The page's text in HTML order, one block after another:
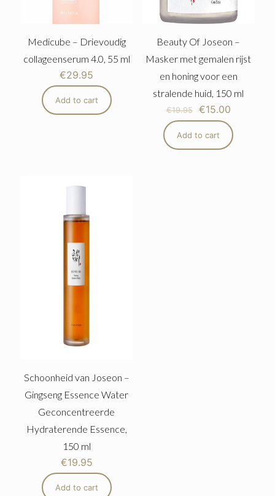
Medicube – Drievoudig
collageenserum 4.0, 55 ml
€29.95
Add to cart
Beauty Of Joseon –
Masker met gemalen rijst
en honing voor een
stralende huid, 150 ml
€19.95 €15.00
Add to cart
Schoonheid van Joseon –
Gingseng Essence Water
Geconcentreerde
Hydraterende Essence,
150 ml
€19.95
Add to cart